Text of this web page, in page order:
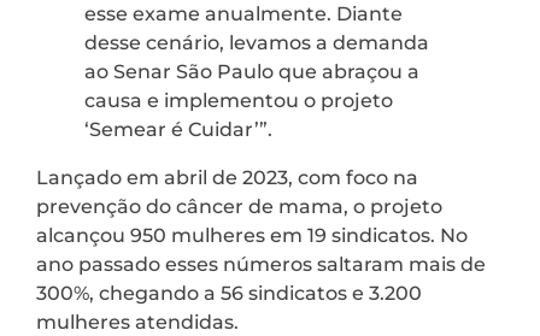
esse exame anualmente. Diante
desse cenário, levamos a demanda
ao Senar São Paulo que abraçou a
causa e implementou o projeto
‘Semear é Cuidar’”.
Lançado em abril de 2023, com foco na
prevenção do câncer de mama, o projeto
alcançou 950 mulheres em 19 sindicatos. No
ano passado esses números saltaram mais de
300%, chegando a 56 sindicatos e 3.200
mulheres atendidas.